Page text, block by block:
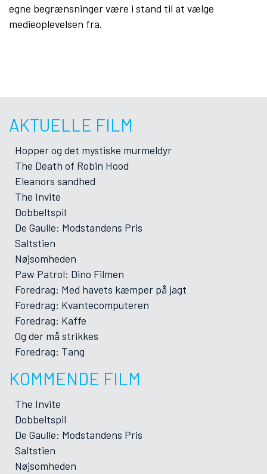
egne begrænsninger være i stand til at vælge
medieoplevelsen fra.
AKTUELLE FILM
Hopper og det mystiske murmeldyr
The Death of Robin Hood
Eleanors sandhed
The Invite
Dobbeltspil
De Gaulle: Modstandens Pris
Saltstien
Nøjsomheden
Paw Patrol: Dino Filmen
Foredrag: Med havets kæmper på jagt
Foredrag: Kvantecomputeren
Foredrag: Kaffe
Og der må strikkes
Foredrag: Tang
KOMMENDE FILM
The Invite
Dobbeltspil
De Gaulle: Modstandens Pris
Saltstien
Nøjsomheden